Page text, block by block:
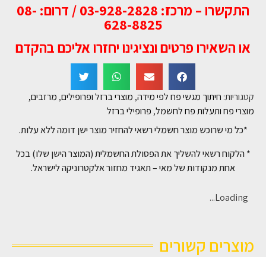
התקשרו – מרכז: 03-928-2828 / דרום: 08-
628-8825
או השאירו פרטים ונציגינו יחזרו אליכם בהקדם
קטגוריות: חיתוך מגשי פח לפי מידה, מוצרי ברזל ופרופילים, מרזבים,
מוצרי פח ותעלות פח לחשמל, פרופילי ברזל
*כל מי שרוכש מוצר חשמלי רשאי להחזיר מוצר ישן דומה ללא עלות.
* הלקוח רשאי להשליך את הפסולת החשמלית (המוצר הישן שלו) בכל
אחת מנקודות של מאי – תאגיד מחזור אלקטרוניקה לישראל.
Loading...
מוצרים קשורים